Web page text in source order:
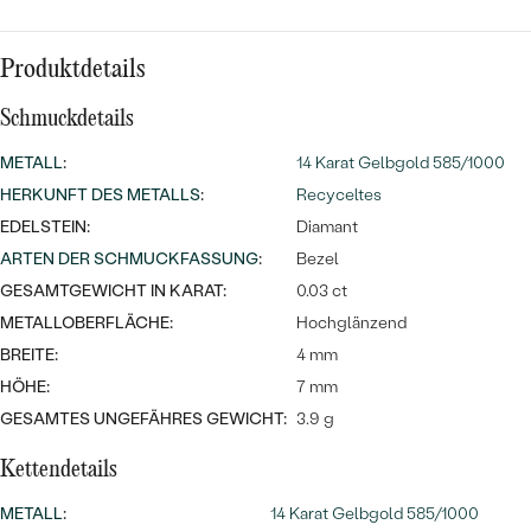
Wave Kollektion
NACH DER FORM
MASSGEFERTIGTER
DIAMANTEN
Ohrrinnge
Personalisierte
Halsketten
Meistverkaufte
Ringe
ANSEHEN
Produktdetails
Schmuckdetails
METALL:
14 Karat Gelbgold 585/1000
HERKUNFT DES METALLS:
Recyceltes
EDELSTEIN:
Diamant
ARTEN DER SCHMUCKFASSUNG:
Bezel
GESAMTGEWICHT IN KARAT:
0.03 ct
METALLOBERFLÄCHE:
Hochglänzend
BREITE:
4 mm
HÖHE:
7 mm
GESAMTES UNGEFÄHRES GEWICHT: 3.9 g
Kettendetails
METALL:
14 Karat Gelbgold 585/1000